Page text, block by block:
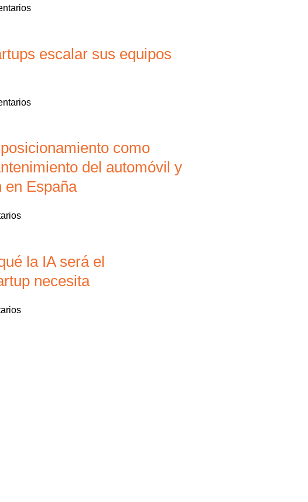
escalar sus equipos
como
del automóvil y
en España
la IA será el
necesita